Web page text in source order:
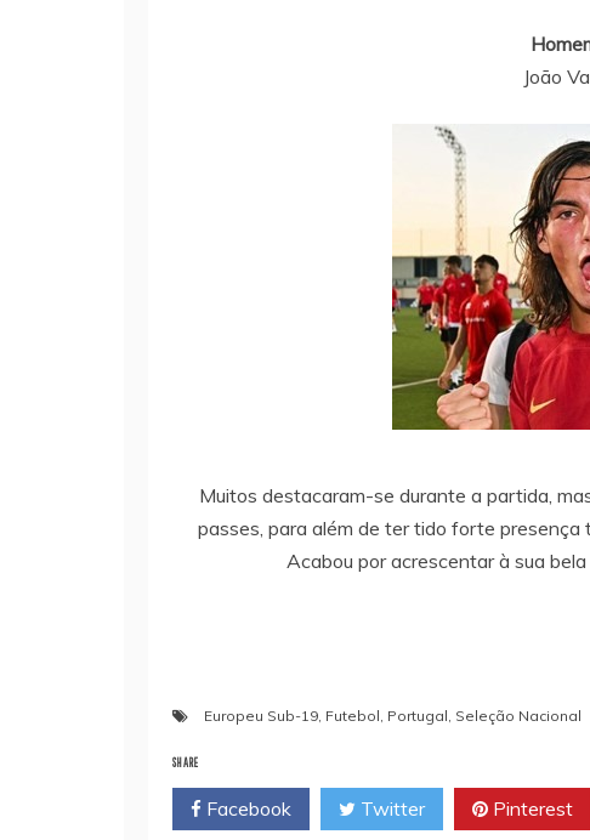
João
Muitos destacaram-se durante a partida,
passes, para além de ter tido forte
Acabou por acrescentar à sua
Europeu Sub-19 Futebol Portugal Seleção Nacional
SHARE
Facebook Twitter Pinterest